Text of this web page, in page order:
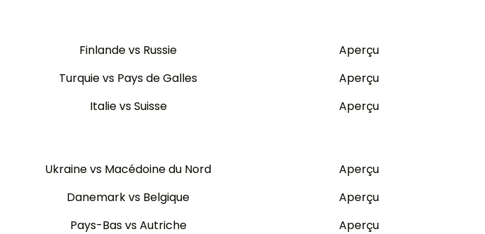
Finlande vs Russie
Aperçu
Turquie vs Pays de Galles
Aperçu
Italie vs Suisse Aperçu
Ukraine vs Macédoine du Nord
Aperçu
Danemark vs Belgique
Aperçu
Pays-Bas vs Autriche Aperçu